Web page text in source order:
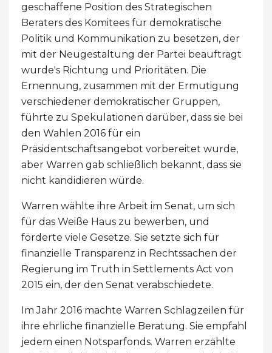
geschaffene Position des Strategischen
Beraters des Komitees für demokratische
Politik und Kommunikation zu besetzen, der
mit der Neugestaltung der Partei beauftragt
wurde's Richtung und Prioritäten. Die
Ernennung, zusammen mit der Ermutigung
verschiedener demokratischer Gruppen,
führte zu Spekulationen darüber, dass sie bei
den Wahlen 2016 für ein
Präsidentschaftsangebot vorbereitet wurde,
aber Warren gab schließlich bekannt, dass sie
nicht kandidieren würde.
Warren wählte ihre Arbeit im Senat, um sich
für das Weiße Haus zu bewerben, und
förderte viele Gesetze. Sie setzte sich für
finanzielle Transparenz in Rechtssachen der
Regierung im Truth in Settlements Act von
2015 ein, der den Senat verabschiedete.
Im Jahr 2016 machte Warren Schlagzeilen für
ihre ehrliche finanzielle Beratung. Sie empfahl
jedem einen Notsparfonds. Warren erzählte